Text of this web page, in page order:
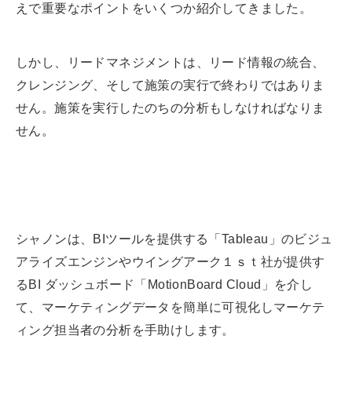
えで重要なポイントをいくつか紹介してきました。
しかし、リードマネジメントは、リード情報の統合、
クレンジング、そして施策の実行で終わりではありま
せん。施策を実行したのちの分析もしなければなりま
せん。
シャノンは、BIツールを提供する「Tableau」のビジュ
アライズエンジンやウイングアーク１ｓｔ社が提供す
るBI ダッシュボード「MotionBoard Cloud」を介し
て、マーケティングデータを簡単に可視化しマーケテ
ィング担当者の分析を手助けします。